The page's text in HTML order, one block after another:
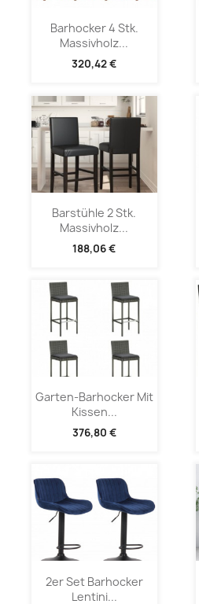
Barhocker 4 Stk.
Massivholz...
320,42 €
Barstühle 2 Stk.
Massivholz...
188,06 €
Garten-Barhocker Mit
Kissen...
376,80 €
2er Set Barhocker
Lentini...